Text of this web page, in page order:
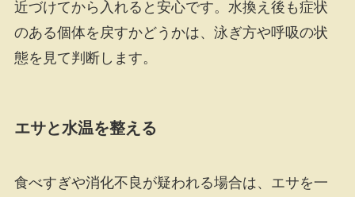
近づけてから入れると安心です。水換え後も症状
のある個体を戻すかどうかは、泳ぎ方や呼吸の状
態を見て判断します。
エサと水温を整える
食べすぎや消化不良が疑われる場合は、エサを一